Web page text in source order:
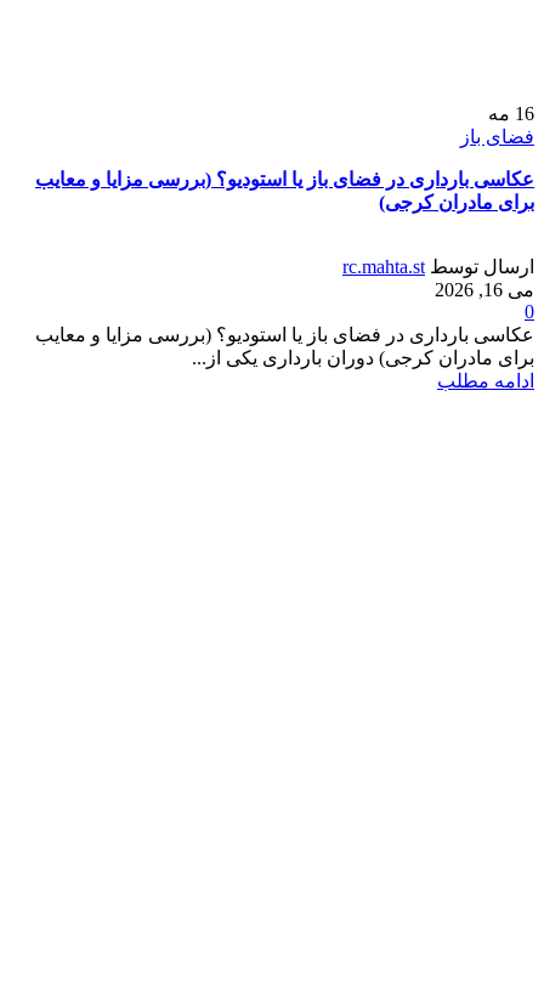
16 مه
فضای باز
عکاسی بارداری در فضای باز یا استودیو؟ (بررسی مزایا و معایب
برای مادران کرجی)
ارسال توسط rc.mahta.st
می 16, 2026
0
عکاسی بارداری در فضای باز یا استودیو؟ (بررسی مزایا و معایب
برای مادران کرجی) دوران بارداری یکی از...
ادامه مطلب